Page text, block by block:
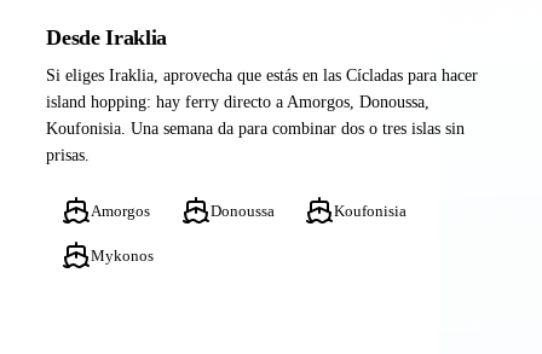
Desde Iraklia
Si eliges Iraklia, aprovecha que estás en las Cícladas para hacer
island hopping: hay ferry directo a Amorgos, Donoussa,
Koufonisia. Una semana da para combinar dos o tres islas sin
prisas.
Amorgos Donoussa Koufonisia
Mykonos